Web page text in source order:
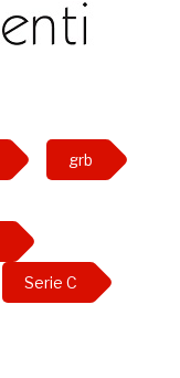
grb
Serie C